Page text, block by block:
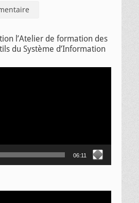
l’Atelier de formation des
du Système d’Information
06:11